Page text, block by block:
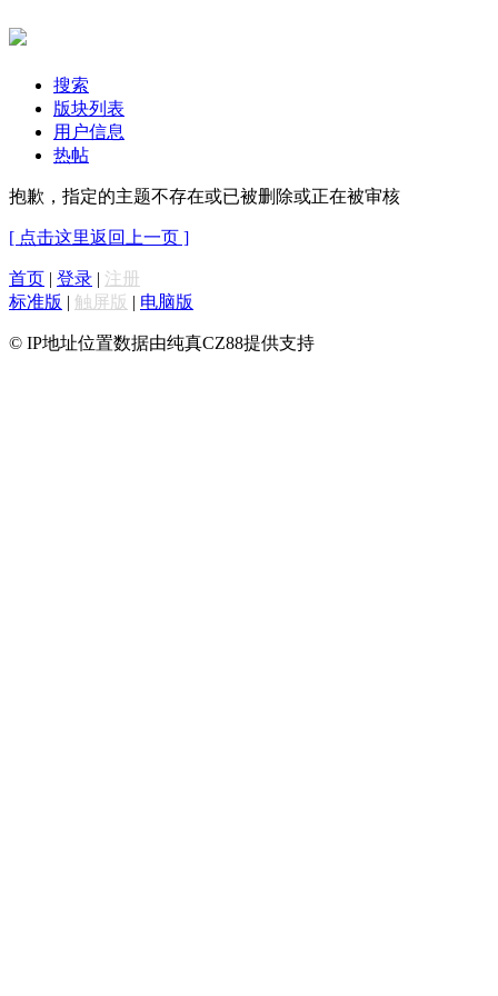
搜索
版块列表
用户信息
热帖
抱歉，指定的主题不存在或已被删除或正在被审核
[ 点击这里返回上一页 ]
首页 | 登录 | 注册
标准版 | 触屏版 | 电脑版
© IP地址位置数据由纯真CZ88提供支持